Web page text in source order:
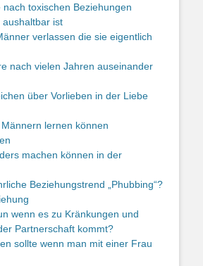
toxischen Beziehungen
ist
verlassen die sie eigentlich
nach vielen Jahren auseinander
über Vorlieben in der Liebe
lernen können
machen können in der
Beziehungstrend „Phubbing“?
wenn es zu Kränkungen und
Partnerschaft kommt?
sollte wenn man mit einer Frau